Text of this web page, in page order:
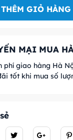
THÊM GIỎ HÀNG
MẠI MUA
phí giao hàng Hà
tốt khi mua số